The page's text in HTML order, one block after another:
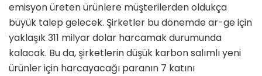
emisyon üreten ürünlere müşterilerden oldukça
büyük talep gelecek. Şirketler bu dönemde ar-ge için
yaklaşık 311 milyar dolar harcamak durumunda
kalacak. Bu da, şirketlerin düşük karbon salımlı yeni
ürünler için harcayacağı paranın 7 katını